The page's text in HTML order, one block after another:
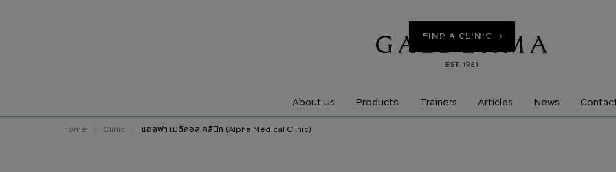
FIND A CLINIC
About Us Products Trainers Articles News
Home Clinic แอลฟา เมดิคอล คลินิก (Alpha Medical Clinic)